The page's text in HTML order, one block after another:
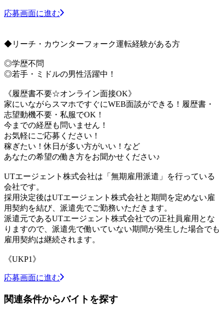
応募画面に進む
◆リーチ・カウンターフォーク運転経験がある方
◎学歴不問
◎若手・ミドルの男性活躍中！
《履歴書不要☆オンライン面接OK》
家にいながらスマホですぐにWEB面談ができる！履歴書・
志望動機不要・私服でOK！
今までの経歴も問いません！
お気軽にご応募ください！
稼ぎたい！休日が多い方がいい！など
あなたの希望の働き方をお聞かせください♪
UTエージェント株式会社は「無期雇用派遣」を行っている
会社です。
採用決定後はUTエージェント株式会社と期間を定めない雇
用契約を結び、派遣先でご勤務いただきます。
派遣元であるUTエージェント株式会社での正社員雇用とな
りますので、派遣先で働いていない期間が発生した場合でも
雇用契約は継続されます。
《UKP1》
応募画面に進む
関連条件からバイトを探す